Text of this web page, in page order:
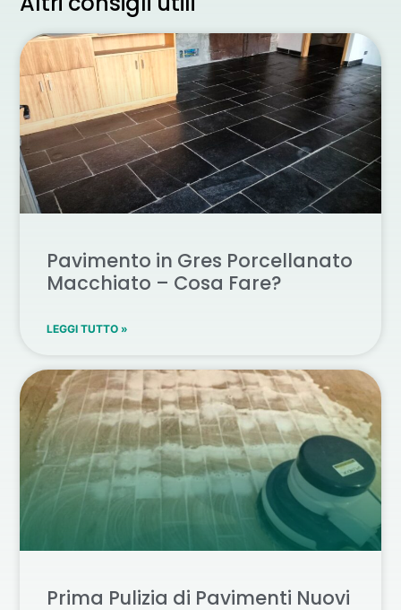
Pavimento in Gres Porcellanato
Macchiato – Cosa Fare?
LEGGI TUTTO »
Prima Pulizia di Pavimenti Nuovi